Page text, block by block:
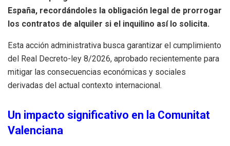
España, recordándoles la obligación legal de prorrogar
los contratos de alquiler si el inquilino así lo solicita.
Esta acción administrativa busca garantizar el cumplimiento
del Real Decreto-ley 8/2026, aprobado recientemente para
mitigar las consecuencias económicas y sociales
derivadas del actual contexto internacional.
Un impacto significativo en la Comunitat
Valenciana